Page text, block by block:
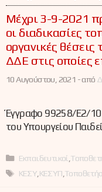
Μέχρι 3-9-2021
οι διαδικασίες
οργανικές
ΔΔΕ στις οποίες
10 Αυγούστου, 2021 -από
Έγγραφο 99258/E2/
του Υπουργείου
Κατηγορίες
Εκπαιδευτικοί
Ετικέτες
ΚΕΣΥ ΚΕΣΥΠ